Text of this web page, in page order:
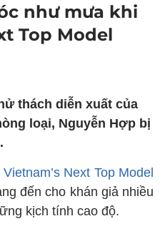
như mưa khi
Top Model
thách diễn xuất của
loại, Nguyễn Hợp bị
Vietnam’s Next Top Model
đến cho khán giả nhiều
kịch tính cao độ.